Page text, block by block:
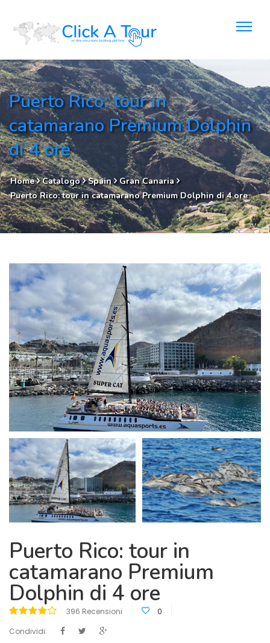
Puerto Rico: tour in
catamarano Premium Dolphin
di 4 ore
Home Catalogo Spain
Gran Canaria
Puerto Rico: tour in catamarano Premium Dolphin di 4 ore
Puerto Rico: tour in
catamarano Premium
Dolphin di 4 ore
396 Recensioni
0
Condividi: